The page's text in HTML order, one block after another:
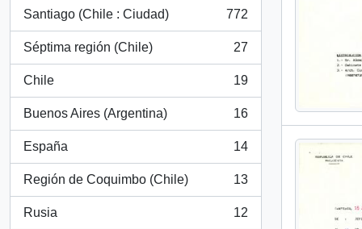
Santiago (Chile : Ciudad)
, 772 results
772
Séptima región (Chile)
, 27 results
27
Chile
, 19 results
19
Buenos Aires (Argentina)
, 16 results
16
España
, 14 results
14
Región de Coquimbo (Chile)
, 13 results
13
Rusia
, 12 results
12